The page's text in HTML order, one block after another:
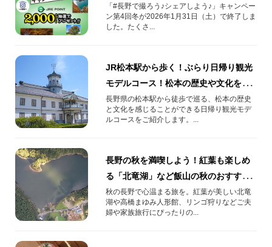
をご紹介～
「#長野で撮ろう♪シェアしよう♪」キャンペー
ン第4回冬が2026年1月31日（土）で終了しま
した。たくさ...
JR松本駅から歩く！ぶらり日帰り観光
モデルコース！松本の歴史や文化を巡
る旅
長野県の松本駅から徒歩で巡る、松本の歴史
と文化を感じることができる日帰り観光モデ
ルコースをご紹介します。...
長野の秋を満喫しよう！紅葉も楽しめ
る「北竜湖」など飯山の秋のおすすめ
スポット
秋の長野で心温まる旅を。紅葉が美しい北竜
湖や高橋まゆみ人形館、リンゴ狩りなどご夫
婦や家族旅行にぴったりの...